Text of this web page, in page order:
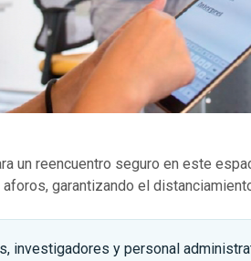
un reencuentro seguro en este
garantizando el
investigadores y personal